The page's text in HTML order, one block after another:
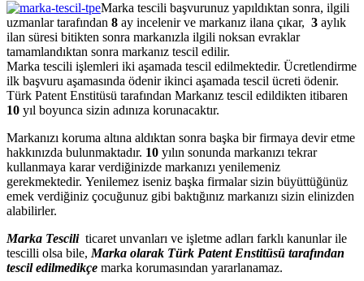
Marka tescili başvurunuz yapıldıktan sonra, ilgili
uzmanlar tarafından 8 ay incelenir ve markanız ilana çıkar, 3 aylık
ilan süresi bitikten sonra markanızla ilgili noksan evraklar
tamamlandıktan sonra markanız tescil edilir.
Marka tescili işlemleri iki aşamada tescil edilmektedir. Ücretlendirme
ilk başvuru aşamasında ödenir ikinci aşamada tescil ücreti ödenir.
Türk Patent Enstitüsü tarafından Markanız tescil edildikten itibaren
10 yıl boyunca sizin adınıza korunacaktır.
Markanızı koruma altına aldıktan sonra başka bir firmaya devir etme
hakkınızda bulunmaktadır. 10 yılın sonunda markanızı tekrar
kullanmaya karar verdiğinizde markanızı yenilemeniz
gerekmektedir. Yenilemez iseniz başka firmalar sizin büyüttüğünüz
emek verdiğiniz çocuğunuz gibi baktığınız markanızı sizin elinizden
alabilirler.
Marka Tescili ticaret unvanları ve işletme adları farklı kanunlar ile
tescilli olsa bile, Marka olarak Türk Patent Enstitüsü tarafından
tescil edilmedikçe marka korumasından yararlanamaz.